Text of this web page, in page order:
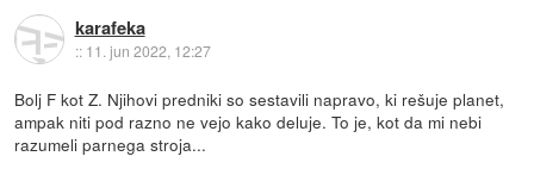
karafeka
:: 11. jun 2022, 12:27
Bolj F kot Z. Njihovi predniki so sestavili napravo, ki rešuje planet,
ampak niti pod razno ne vejo kako deluje. To je, kot da mi nebi
razumeli parnega stroja...